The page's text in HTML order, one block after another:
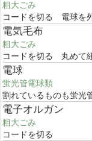
粗大ごみ
コードを切る 電球を
電気毛布
粗大ごみ
コードを切る 丸めて
電球
蛍光管電球類
割れているものも蛍光
電子オルガン
粗大ごみ
コードを切る